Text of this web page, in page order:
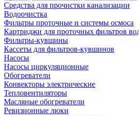
Средства для прочистки канализации
Водоочистка
Фильтры проточные и системы осмоса
Картриджи для проточных фильтров
Фильтры-кувшины
Кассеты для фильтров-кувшинов
Насосы
Насосы циркуляционные
Обогреватели
Конвекторы электрические
Тепловентиляторы
Масляные обогреватели
Ревизионные люки